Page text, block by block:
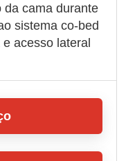
da cama durante
sistema co-bed
acesso lateral